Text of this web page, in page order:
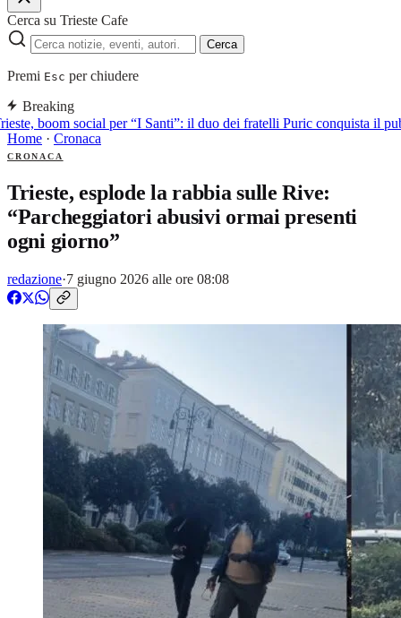
Cerca su Trieste Cafe
Cerca
Premi Esc per chiudere
Breaking
boom social per “I Santi”: il duo dei fratelli Puric conquista il
Home · Cronaca
CRONACA
Trieste, esplode la rabbia sulle Rive:
“Parcheggiatori abusivi ormai presenti
ogni giorno”
redazione·7 giugno 2026 alle ore 08:08